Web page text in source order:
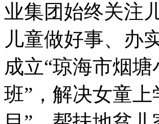
业集团始终关注
儿童做好事、办
成立“琼海市烟
班”，解决女童